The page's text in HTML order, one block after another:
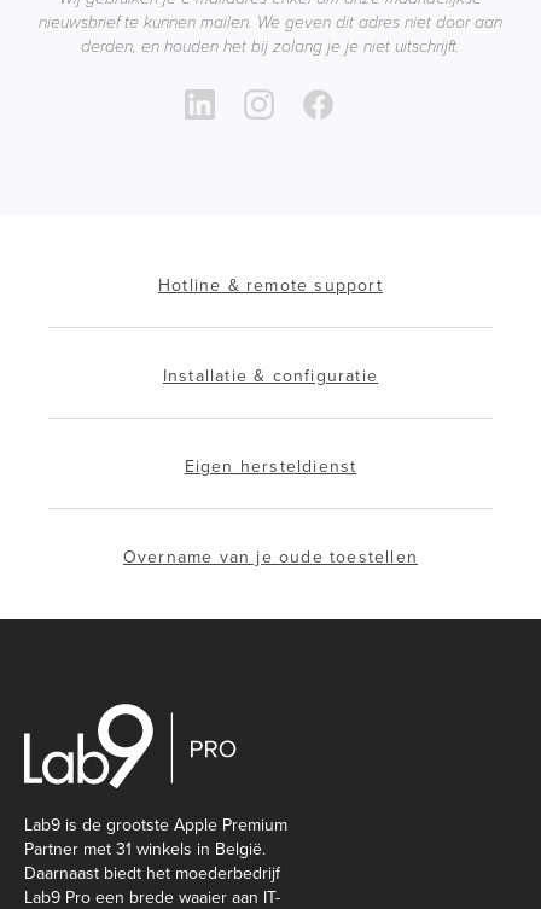
nieuwsbrief te kunnen mailen. We geven dit adres niet door aan
derden, en houden het bij zolang je je niet uitschrijft.
Hotline & remote support
Installatie & configuratie
Eigen hersteldienst
Overname van je oude toestellen
Lab9 is de grootste Apple Premium
Partner met 31 winkels in België.
Daarnaast biedt het moederbedrijf
Lab9 Pro een brede waaier aan IT-